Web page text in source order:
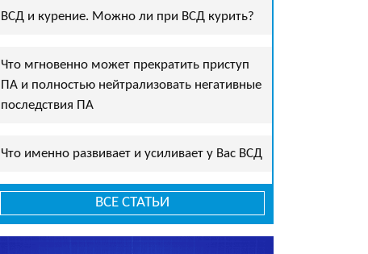
ВСД и курение. Можно ли при ВСД курить?
Что мгновенно может прекратить приступ
ПА и полностью нейтрализовать негативные
последствия ПА
Что именно развивает и усиливает у Вас ВСД
ВСЕ СТАТЬИ